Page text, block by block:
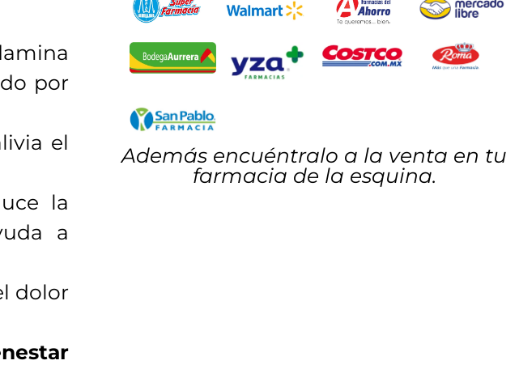
por
el
la
a
dolor
Además encuéntralo a la venta en tu
farmacia de la esquina.